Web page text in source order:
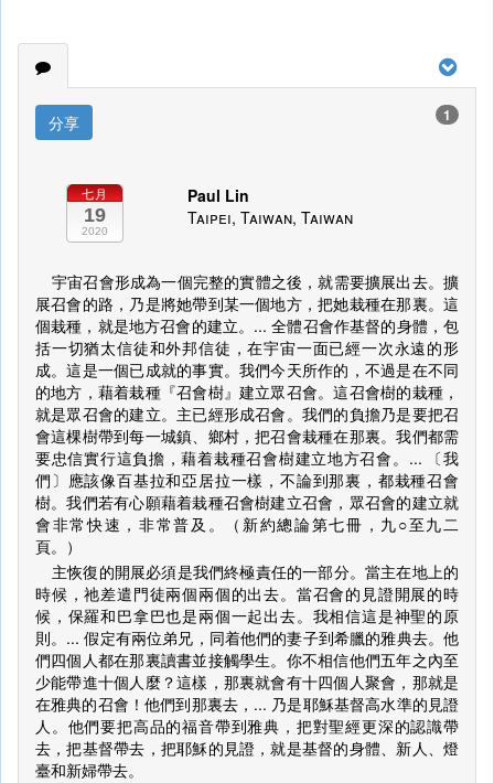
分享 1
七月
19
2020
Paul Lin
Taipei, Taiwan, Taiwan
宇宙召會形成為一個完整的實體之後，就需要擴展出去。擴
展召會的路，乃是將她帶到某一個地方，把她栽種在那裏。這
個栽種，就是地方召會的建立。... 全體召會作基督的身體，包
括一切猶太信徒和外邦信徒，在宇宙一面已經一次永遠的形
成。這是一個已成就的事實。我們今天所作的，不過是在不同
的地方，藉着栽種『召會樹』建立眾召會。這召會樹的栽種，
就是眾召會的建立。主已經形成召會。我們的負擔乃是要把召
會這棵樹帶到每一城鎮、鄉村，把召會栽種在那裏。我們都需
要忠信實行這負擔，藉着栽種召會樹建立地方召會。... 〔我
們〕應該像百基拉和亞居拉一樣，不論到那裏，都栽種召會
樹。我們若有心願藉着栽種召會樹建立召會，眾召會的建立就
會非常快速，非常普及。（新約總論第七冊，九○至九二
頁。）
主恢復的開展必須是我們終極責任的一部分。當主在地上的
時候，祂差遣門徒兩個兩個的出去。當召會的見證開展的時
候，保羅和巴拿巴也是兩個一起出去。我相信這是神聖的原
則。... 假定有兩位弟兄，同着他們的妻子到希臘的雅典去。他
們四個人都在那裏讀書並接觸學生。你不相信他們五年之內至
少能帶進十個人麼？這樣，那裏就會有十四個人聚會，那就是
在雅典的召會！他們到那裏去，... 乃是耶穌基督高水準的見證
人。他們要把高品的福音帶到雅典，把對聖經更深的認識帶
去，把基督帶去，把耶穌的見證，就是基督的身體、新人、燈
臺和新婦帶去。